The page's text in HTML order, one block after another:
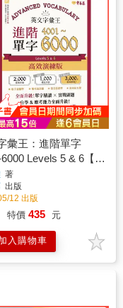
彙王：進階單字
Levels 5 & 6【高
版】(附試題本，加
年免費數位學習體
著
出版
12 出版
特價 435 元
入購物車